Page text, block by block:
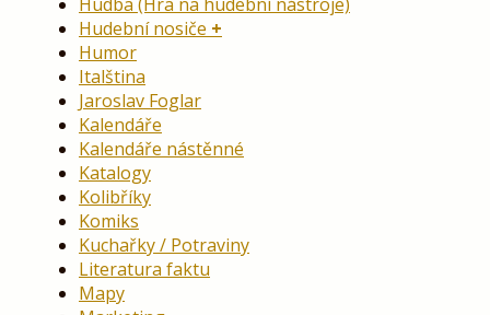
Hudba (Hra na hudební nástroje)
Hudební nosiče
Humor
Italština
Jaroslav Foglar
Kalendáře
Kalendáře nástěnné
Katalogy
Kolibříky
Komiks
Kuchařky / Potraviny
Literatura faktu
Mapy